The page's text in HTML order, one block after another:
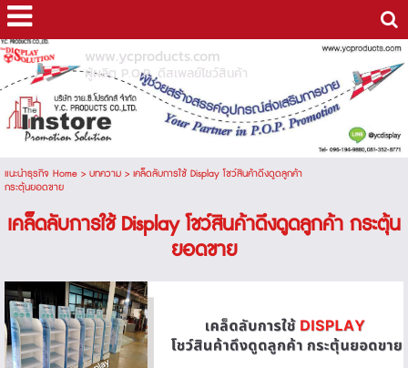
www.ycproducts.com
ผู้ผลิต P.O.P. ดีสเพลย์โชว์สินค้า
แนะนำธุรกิจ Home> บทความ> เคล็ดลับการใช้ Display โชว์สินค้าดึงดูดลูกค้า
กระตุ้นยอดขาย
เคล็ดลับการใช้ Display โชว์สินค้าดึงดูดลูกค้า กระตุ้น
ยอดขาย